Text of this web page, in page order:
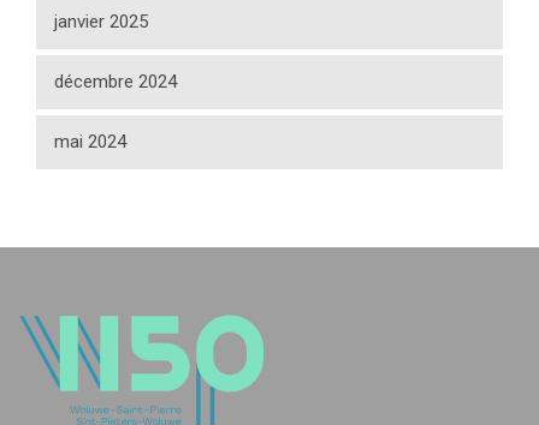
janvier 2025
décembre 2024
mai 2024